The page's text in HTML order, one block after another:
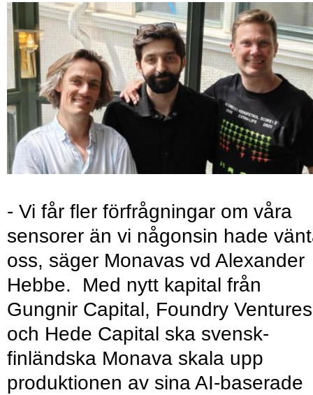
- Vi får fler förfrågningar om våra
sensorer än vi någonsin hade
oss, säger Monavas vd Alexander
Hebbe. Med nytt kapital från
Gungnir Capital, Foundry Ventures
och Hede Capital ska svensk-
finländska Monava skala upp
produktionen av sina AI-baserade